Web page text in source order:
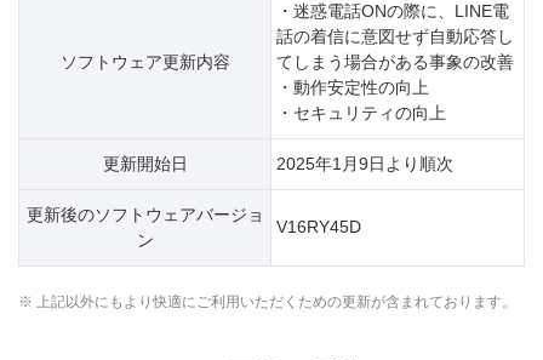
ソフトウェア更新内容
・迷惑電話ONの際に、LINE電
話の着信に意図せず自動応答し
てしまう場合がある事象の改善
・動作安定性の向上
・セキュリティの向上
更新開始日 2025年1月9日より順次
更新後のソフトウェアバージョ
ン
V16RY45D
※ 上記以外にもより快適にご利用いただくための更新が含まれております。